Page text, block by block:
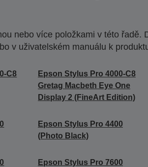
nebo více položkami v této řadě.
v uživatelském manuálu k
C8
Epson Stylus Pro 4000-C8
Gretag Macbeth Eye One
Display 2 (FineArt Edition)
Epson Stylus Pro 4400
(Photo Black)
Epson Stylus Pro 7600